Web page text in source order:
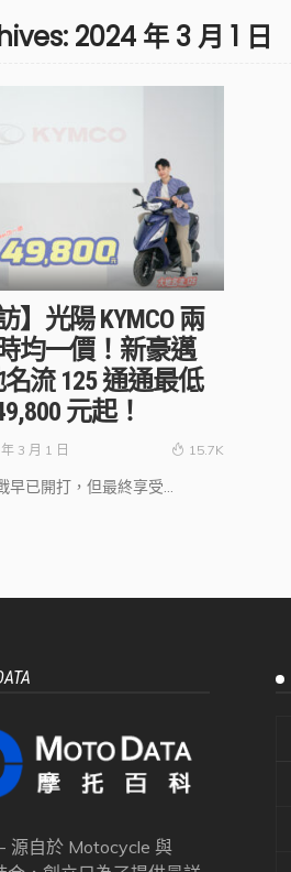
2024 年 3 月 1 日
】光陽 KYMCO 兩
均一價！新豪邁
流 125 通通最低
元起！
3 月 1 日 15.7K
早已開打，但最終享受...
源自於 Motocycle 與